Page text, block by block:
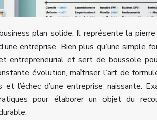
plan solide. Il représente la
entreprise. Bien plus qu’une simple
entrepreneurial et sert de boussole
évolution, maîtriser l’art de
l’échec d’une entreprise naissante.
pour élaborer un objet du